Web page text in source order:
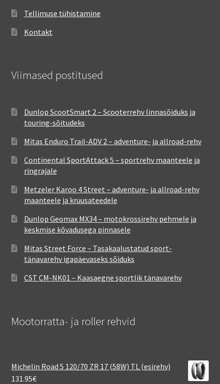
Tellimuse tühistamine
Kontakt
Viimased postitused
Dunlop ScootSmart 2 – Scooterrehv linnasõiduks ja
touring-sõitudeks
Mitas Enduro Trail-ADV 2 – adventure- ja allroad-rehv
Continental SportAttack 5 – sportrehv maanteele ja
ringrajale
Metzeler Karoo 4 Street – adventure- ja allroad-rehv
maanteele ja kruusateedele
Dunlop Geomax MX34 – motokrossirehv pehmele ja
keskmise kõvadusega pinnasele
Mitas Street Force – Tasakaalustatud sport-
tänavarehv igapäevaseks sõiduks
CST CM-NK01 – Kaasaegne sportlik tänavarehv
Mootorratta- ja roller rehvid
Michelin Road 5 120/70 ZR 17 (58W) TL (esirehv)
131.95€